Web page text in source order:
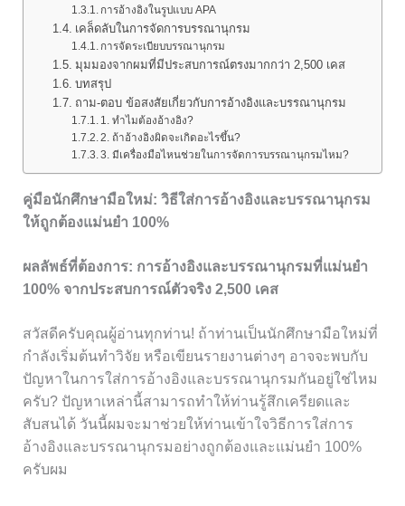
การอ้างอิงในรูปแบบ APA
เคล็ดลับในการจัดการบรรณานุกรม
การจัดระเบียบบรรณานุกรม
มุมมองจากผมที่มีประสบการณ์ตรงมากกว่า 2,500 เคส
บทสรุป
ถาม-ตอบ ข้อสงสัยเกี่ยวกับการอ้างอิงและบรรณานุกรม
1. ทำไมต้องอ้างอิง?
2. ถ้าอ้างอิงผิดจะเกิดอะไรขึ้น?
3. มีเครื่องมือไหนช่วยในการจัดการบรรณานุกรมไหม?
คู่มือนักศึกษามือใหม่: วิธีใส่การอ้างอิงและบรรณานุกรม
ให้ถูกต้องแม่นยำ 100%
ผลลัพธ์ที่ต้องการ: การอ้างอิงและบรรณานุกรมที่แม่นยำ
100% จากประสบการณ์ตัวจริง 2,500 เคส
สวัสดีครับคุณผู้อ่านทุกท่าน! ถ้าท่านเป็นนักศึกษามือใหม่ที่
กำลังเริ่มต้นทำวิจัย หรือเขียนรายงานต่างๆ อาจจะพบกับ
ปัญหาในการใส่การอ้างอิงและบรรณานุกรมกันอยู่ใช่ไหม
ครับ? ปัญหาเหล่านี้สามารถทำให้ท่านรู้สึกเครียดและ
สับสนได้ วันนี้ผมจะมาช่วยให้ท่านเข้าใจวิธีการใส่การ
อ้างอิงและบรรณานุกรมอย่างถูกต้องและแม่นยำ 100%
ครับผม